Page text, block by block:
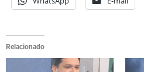
Relacionado